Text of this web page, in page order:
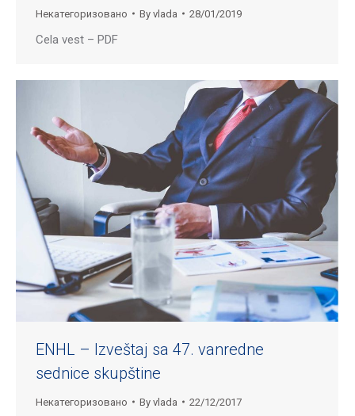
Некатегоризовано By vlada 28/01/2019
Cela vest – PDF
ENHL – Izveštaj sa 47. vanredne
sednice skupštine
Некатегоризовано By vlada 22/12/2017